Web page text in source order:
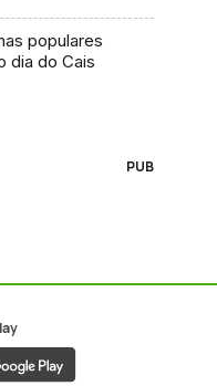
populares
dia do Cais
PUB